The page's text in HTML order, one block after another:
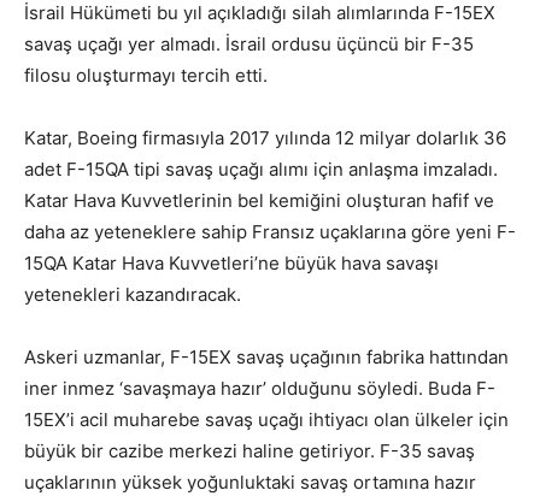
İsrail Hükümeti bu yıl açıkladığı silah alımlarında F-15EX
savaş uçağı yer almadı. İsrail ordusu üçüncü bir F-35
filosu oluşturmayı tercih etti.
Katar, Boeing firmasıyla 2017 yılında 12 milyar dolarlık 36
adet F-15QA tipi savaş uçağı alımı için anlaşma imzaladı.
Katar Hava Kuvvetlerinin bel kemiğini oluşturan hafif ve
daha az yeteneklere sahip Fransız uçaklarına göre yeni F-
15QA Katar Hava Kuvvetleri’ne büyük hava savaşı
yetenekleri kazandıracak.
Askeri uzmanlar, F-15EX savaş uçağının fabrika hattından
iner inmez ‘savaşmaya hazır’ olduğunu söyledi. Buda F-
15EX’i acil muharebe savaş uçağı ihtiyacı olan ülkeler için
büyük bir cazibe merkezi haline getiriyor. F-35 savaş
uçaklarının yüksek yoğunluktaki savaş ortamına hazır